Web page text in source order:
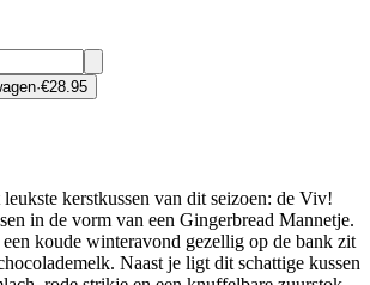
·€28.95
kerstkussen van dit seizoen: de Viv!
in de vorm van een Gingerbread Mannetje.
koude winteravond gezellig op de bank zit
Naast je ligt dit schattige kussen